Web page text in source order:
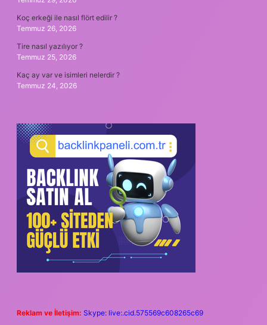
Koç erkeği ile nasıl flört edilir ?
Temmuz 26, 2026
Tire nasıl yazılıyor ?
Temmuz 25, 2026
Kaç ay var ve isimleri nelerdir ?
Temmuz 24, 2026
Reklam ve İletişim: Skype: live:.cid.575569c608265c69